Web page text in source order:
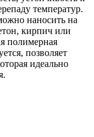
температур.
наносить на
кирпич или
полимерная
позволяет
идеально